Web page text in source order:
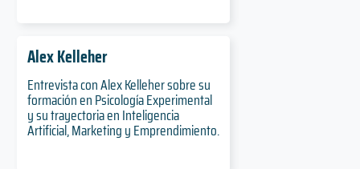
Alex Kelleher
Entrevista con Alex Kelleher sobre su
formación en Psicología Experimental
y su trayectoria en Inteligencia
Artificial, Marketing y Emprendimiento.